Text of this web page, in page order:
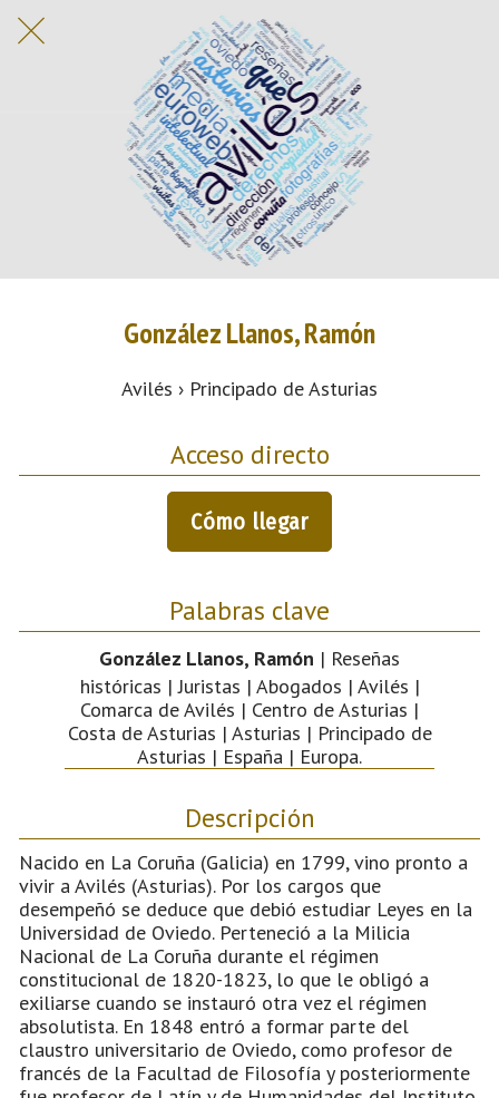
González Llanos, Ramón
Avilés › Principado de Asturias
Acceso directo
Cómo llegar
Palabras clave
González Llanos, Ramón | Reseñas
históricas | Juristas | Abogados | Avilés |
Comarca de Avilés | Centro de Asturias |
Costa de Asturias | Asturias | Principado de
Asturias | España | Europa.
Descripción
Nacido en La Coruña (Galicia) en 1799, vino pronto a
vivir a Avilés (Asturias). Por los cargos que
desempeñó se deduce que debió estudiar Leyes en la
Universidad de Oviedo. Perteneció a la Milicia
Nacional de La Coruña durante el régimen
constitucional de 1820-1823, lo que le obligó a
exiliarse cuando se instauró otra vez el régimen
absolutista. En 1848 entró a formar parte del
claustro universitario de Oviedo, como profesor de
francés de la Facultad de Filosofía y posteriormente